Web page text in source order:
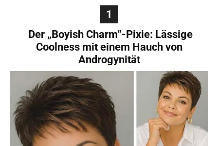
1
Der „Boyish Charm“-Pixie: Lässige
Coolness mit einem Hauch von
Androgynität